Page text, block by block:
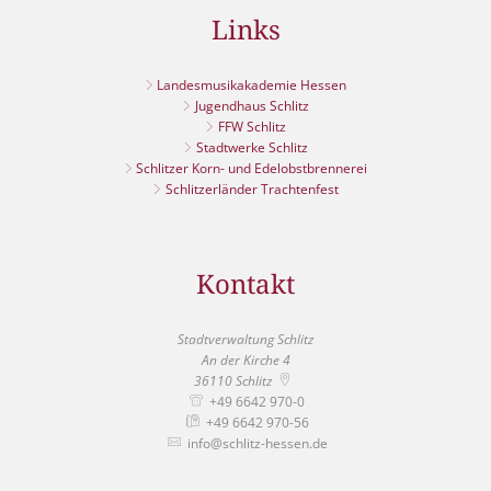
Links
Landesmusikakademie Hessen
Jugendhaus Schlitz
FFW Schlitz
Stadtwerke Schlitz
Schlitzer Korn- und Edelobstbrennerei
Schlitzerländer Trachtenfest
Kontakt
Stadtverwaltung Schlitz
An der Kirche 4
36110 Schlitz
+49 6642 970-0
+49 6642 970-56
info@schlitz-hessen.de